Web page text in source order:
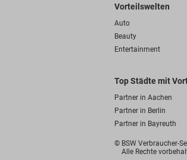
Vorteilswelten
Auto
Beauty
Entertainment
Top Städte mit
Partner in Aachen
Partner in Berlin
Partner in Bayreuth
© BSW Verbraucher-
Alle Rechte